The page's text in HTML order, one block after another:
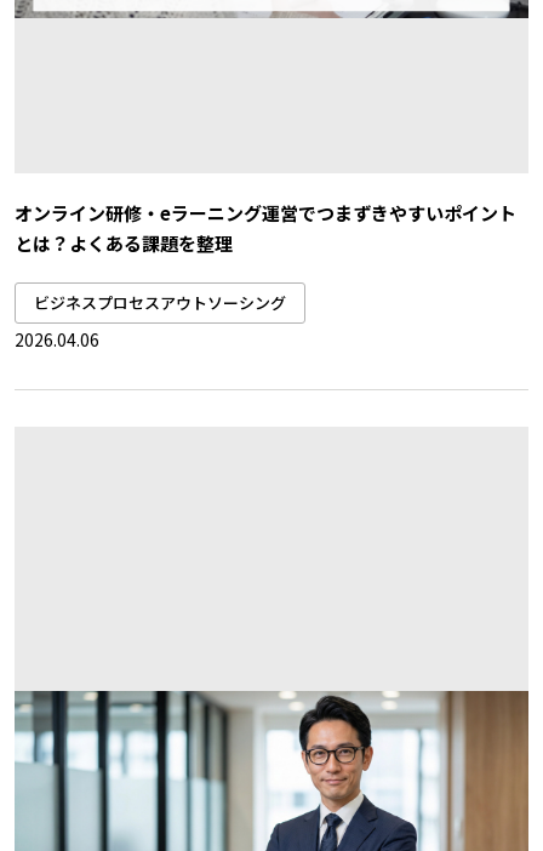
オンライン研修・eラーニング運営でつまずきやすいポイント
とは？よくある課題を整理
ビジネスプロセスアウトソーシング
2026.04.06